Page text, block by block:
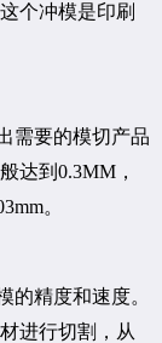
个冲模是印刷
需要的模切产品
达到0.3MM，
。
的精度和速度。
进行切割，从